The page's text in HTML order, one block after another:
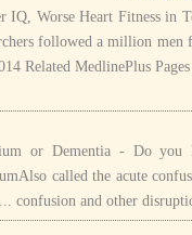
IQ, Worse Heart Fitness in
followed a million
Related MedlinePlus
or Dementia - Do
called the acute
confusion and other